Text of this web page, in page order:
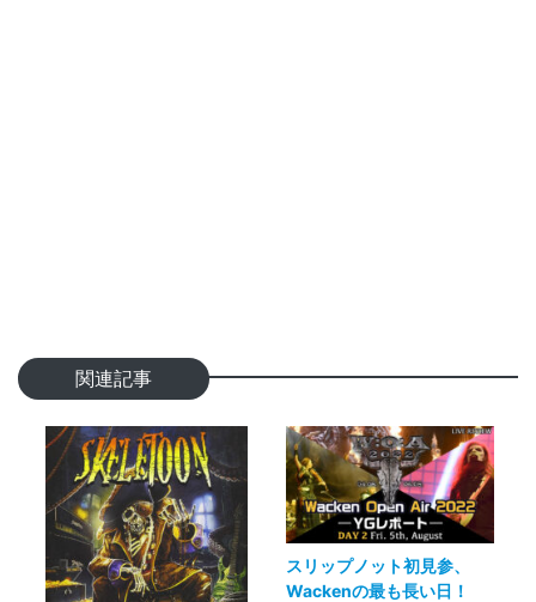
関連記事
スリップノット初見参、
Wackenの最も長い日！